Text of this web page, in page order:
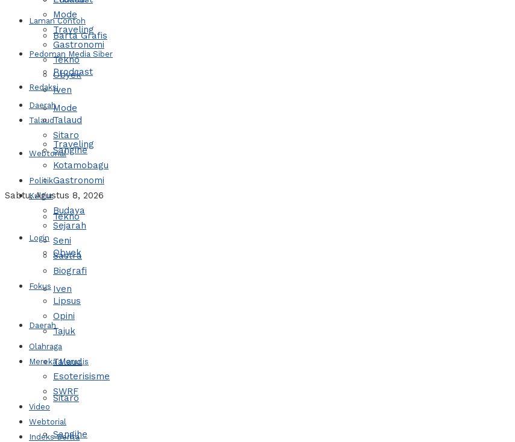
Laman Contoh
Pedoman Media Siber
Redaksi
Talaud
Webtorial
Sabtu, Agustus 8, 2026
Login
Barta Grafis
Prodcast
Mode
Traveling
Gastronomi
Tekno
Obyek
Iven
Daerah
Talaud
Sitaro
Sangihe
Mode
Traveling
Gastronomi
Tekno
Obyek
Iven
Daerah
Talaud
Sitaro
Sangihe
Kotamobagu
Politik
Kultur
Budaya
Sejarah
Seni
Sastra
Biografi
Fokus
Lipsus
Opini
Tajuk
Olahraga
Mereka Menulis
Esoterisisme
SWRF
Video
Webtorial
Indeks Berita